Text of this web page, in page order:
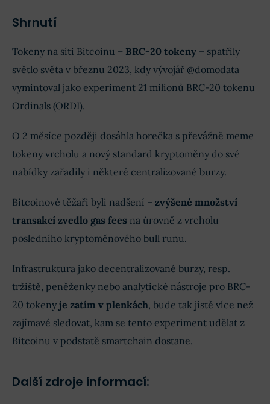
Shrnutí
Tokeny na síti Bitcoinu – BRC-20 tokeny – spatřily
světlo světa v březnu 2023, kdy vývojář @domodata
vymintoval jako experiment 21 milionů BRC-20 tokenu
Ordinals (ORDI).
O 2 měsíce později dosáhla horečka s převážně meme
tokeny vrcholu a nový standard kryptoměny do své
nabídky zařadily i některé centralizované burzy.
Bitcoinové těžaři byli nadšení –⁠ zvýšené množství
transakcí zvedlo gas fees na úrovně z vrcholu
posledního kryptoměnového bull runu.
Infrastruktura jako decentralizované burzy, resp.
tržiště, peněženky nebo analytické nástroje pro BRC-
20 tokeny je zatím v plenkách, bude tak jistě více než
zajímavé sledovat, kam se tento experiment udělat z
Bitcoinu v podstatě smartchain dostane.
Další zdroje informací: